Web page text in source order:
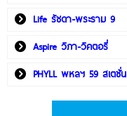
Life รัชดา-พระราม 9
Aspire วิภา-วิคตอรี่
PHYLL พหลฯ 59 สเตชั่น